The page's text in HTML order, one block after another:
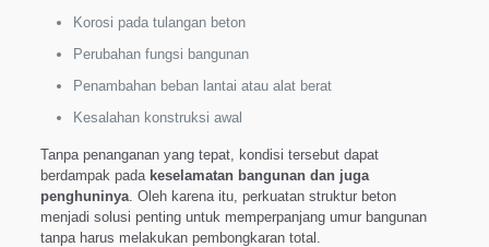
Korosi pada tulangan beton
Perubahan fungsi bangunan
Penambahan beban lantai atau alat berat
Kesalahan konstruksi awal
Tanpa penanganan yang tepat, kondisi tersebut dapat
berdampak pada keselamatan bangunan dan juga
penghuninya. Oleh karena itu, perkuatan struktur beton
menjadi solusi penting untuk memperpanjang umur bangunan
tanpa harus melakukan pembongkaran total.